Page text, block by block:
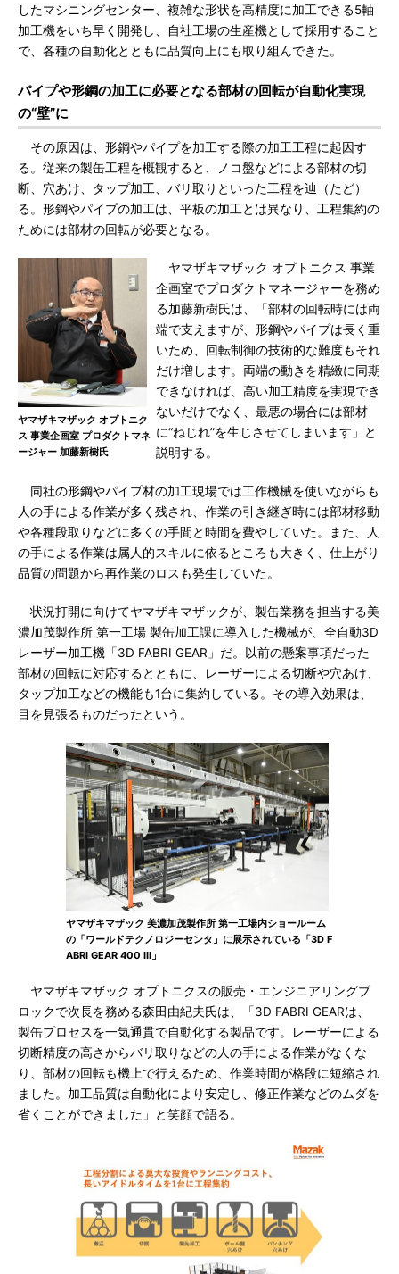
したマシニングセンター、複雑な形状を高精度に加工できる5軸
加工機をいち早く開発し、自社工場の生産機として採用すること
で、各種の自動化とともに品質向上にも取り組んできた。
パイプや形鋼の加工に必要となる部材の回転が自動化実現
の“壁”に
その原因は、形鋼やパイプを加工する際の加工工程に起因す
る。従来の製缶工程を概観すると、ノコ盤などによる部材の切
断、穴あけ、タップ加工、バリ取りといった工程を辿（たど）
る。形鋼やパイプの加工は、平板の加工とは異なり、工程集約の
ためには部材の回転が必要となる。
ヤマザキマザック オプトニク
ス 事業企画室 プロダクトマネ
ージャー 加藤新樹氏
ヤマザキマザック オプトニクス 事業
企画室でプロダクトマネージャーを務め
る加藤新樹氏は、「部材の回転時には両
端で支えますが、形鋼やパイプは長く重
いため、回転制御の技術的な難度もそれ
だけ増します。両端の動きを精緻に同期
できなければ、高い加工精度を実現でき
ないだけでなく、最悪の場合には部材
に“ねじれ”を生じさせてしまいます」と
説明する。
同社の形鋼やパイプ材の加工現場では工作機械を使いながらも
人の手による作業が多く残され、作業の引き継ぎ時には部材移動
や各種段取りなどに多くの手間と時間を費やしていた。また、人
の手による作業は属人的スキルに依るところも大きく、仕上がり
品質の問題から再作業のロスも発生していた。
状況打開に向けてヤマザキマザックが、製缶業務を担当する美
濃加茂製作所 第一工場 製缶加工課に導入した機械が、全自動3D
レーザー加工機「3D FABRI GEAR」だ。以前の懸案事項だった
部材の回転に対応するとともに、レーザーによる切断や穴あけ、
タップ加工などの機能も1台に集約している。その導入効果は、
目を見張るものだったという。
ヤマザキマザック 美濃加茂製作所 第一工場内ショールーム
の「ワールドテクノロジーセンタ」に展示されている「3D F
ABRI GEAR 400 III」
ヤマザキマザック オプトニクスの販売・エンジニアリングブ
ロックで次長を務める森田由紀夫氏は、「3D FABRI GEARは、
製缶プロセスを一気通貫で自動化する製品です。レーザーによる
切断精度の高さからバリ取りなどの人の手による作業がなくな
り、部材の回転も機上で行えるため、作業時間が格段に短縮され
ました。加工品質は自動化により安定し、修正作業などのムダを
省くことができました」と笑顔で語る。